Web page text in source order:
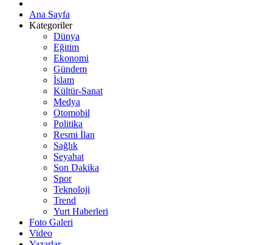
Ana Sayfa
Kategoriler
Dünya
Eğitim
Ekonomi
Gündem
İslam
Kültür-Sanat
Medya
Otomobil
Politika
Resmi İlan
Sağlık
Seyahat
Son Dakika
Spor
Teknoloji
Trend
Yurt Haberleri
Foto Galeri
Video